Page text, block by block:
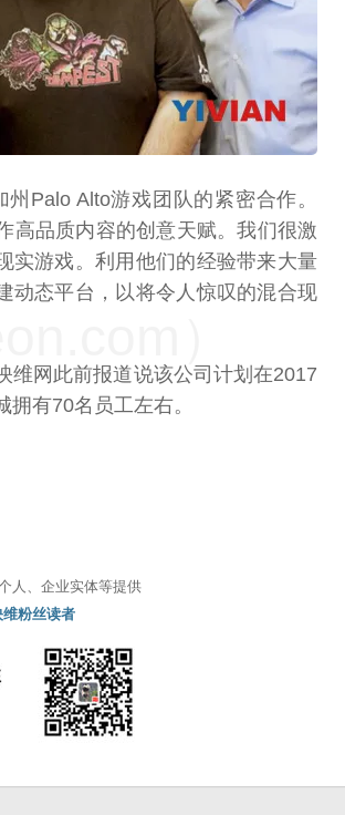
Palo Alto游戏团队的紧密合作。
高品质内容的创意天赋。我们很激
实游戏。利用他们的经验带来大量
动态平台，以将令人惊叹的混合现
维网此前报道说该公司计划在2017
有70名员工左右。
）
）
人、企业实体等提供
维粉丝读者